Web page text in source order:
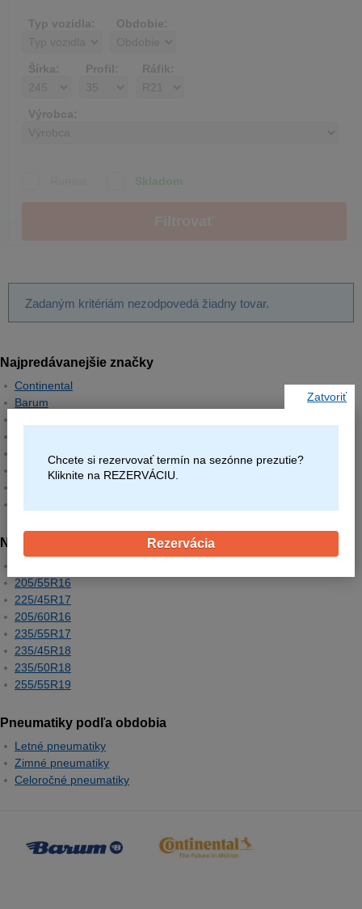
Typ vozidla: Obdobie:
Šírka: Profil: Ráfik:
Výrobca:
Skladom
Zadaným kritériám nezodpovedá žiadny tovar.
Najpredávanejšie značky
Continental
Barum
Hankook
Michelin
Najpredávanejšie rozmery
205/55R16
225/45R17
205/60R16
235/55R17
235/45R18
235/50R18
255/55R19
Pneumatiky podľa obdobia
Letné pneumatiky
Zimné pneumatiky
Celoročné pneumatiky
Zatvoriť
Chcete si rezervovať termín na sezónne prezutie?
Kliknite na REZERVÁCIU.
Rezervácia